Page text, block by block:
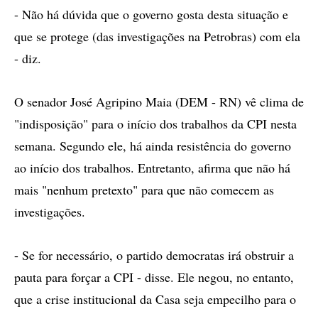
- Não há dúvida que o governo gosta desta situação e
que se protege (das investigações na Petrobras) com ela
- diz.
O senador José Agripino Maia (DEM - RN) vê clima de
"indisposição" para o início dos trabalhos da CPI nesta
semana. Segundo ele, há ainda resistência do governo
ao início dos trabalhos. Entretanto, afirma que não há
mais "nenhum pretexto" para que não comecem as
investigações.
- Se for necessário, o partido democratas irá obstruir a
pauta para forçar a CPI - disse. Ele negou, no entanto,
que a crise institucional da Casa seja empecilho para o